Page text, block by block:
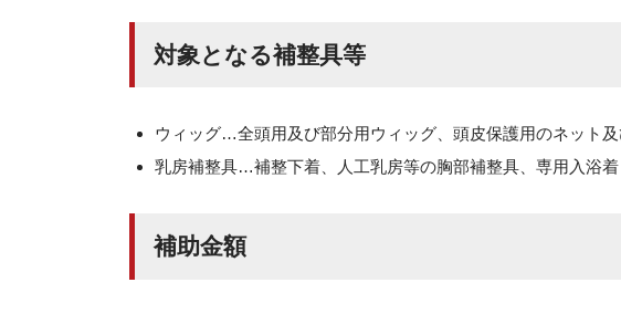
対象となる補整具等
ウィッグ…全頭用及び部分用ウィッグ、頭皮保護用のネット
乳房補整具…補整下着、人工乳房等の胸部補整具、専用入浴着
補助金額